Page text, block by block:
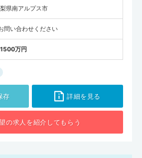
県南アルプス市
問い合わせください
万円
存 詳細を見る
の求人を紹介してもらう